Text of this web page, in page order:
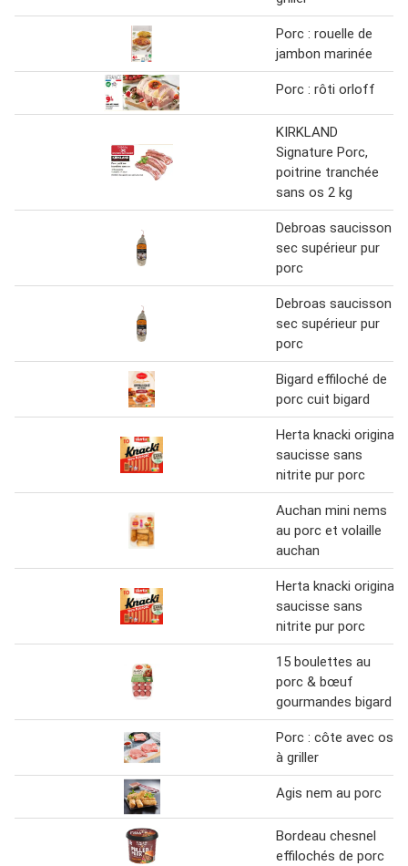
Porc : rouelle de
jambon marinée
Porc : rôti orloff
KIRKLAND
Signature Porc,
poitrine tranchée
sans os 2 kg
Debroas saucisson
sec supérieur pur
porc
Debroas saucisson
sec supérieur pur
porc
Bigard effiloché de
porc cuit bigard
Herta knacki original
saucisse sans
nitrite pur porc
Auchan mini nems
au porc et volaille
auchan
Herta knacki original
saucisse sans
nitrite pur porc
15 boulettes au
porc & bœuf
gourmandes bigard
Porc : côte avec os
à griller
Agis nem au porc
Bordeau chesnel
effilochés de porc